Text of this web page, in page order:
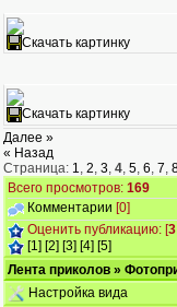
Скачать картинку
Скачать картинку
Далее »
« Назад
Страница: 1, 2, 3, 4, 5, 6, 7,
Всего просмотров: 169
Комментарии [0]
Оценить публикацию: [3
[1] [2] [3] [4] [5]
Лента приколов »
Настройка вида